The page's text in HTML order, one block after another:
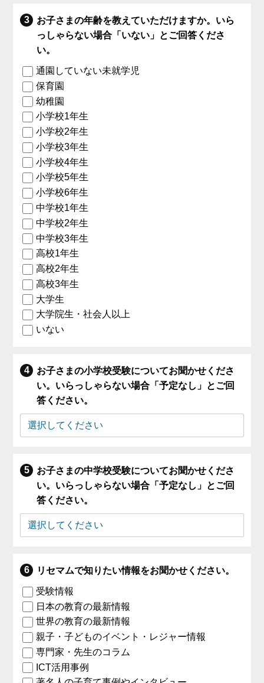
お子さまの年齢を教えていただけますか。いら
っしゃらない場合「いない」とご回答くださ
い。
通園していない未就学児
保育園
幼稚園
小学校1年生
小学校2年生
小学校3年生
小学校4年生
小学校5年生
小学校6年生
中学校1年生
中学校2年生
中学校3年生
高校1年生
高校2年生
高校3年生
大学生
大学院生・社会人以上
いない
お子さまの小学校受験についてお聞かせくださ
い。いらっしゃらない場合「予定なし」とご回
答ください。
お子さまの中学校受験についてお聞かせくださ
い。いらっしゃらない場合「予定なし」とご回
答ください。
リセマムで知りたい情報をお聞かせください。
受験情報
日本の教育の最新情報
世界の教育の最新情報
親子・子どものイベント・レジャー情報
専門家・先生のコラム
ICT活用事例